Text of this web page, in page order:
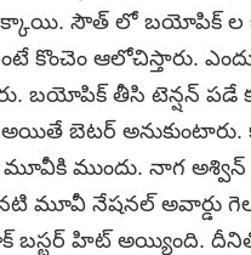
సౌత్ లో బయోపిక్ ల
కొంచెం ఆలోచిస్తారు.
బయోపిక్ తీసి టెన్షన్ పడే
బెటర్
ముందు. నాగ అశ్విన్
మూవీ నేషనల్ అవార్డు
బస్టర్ హిట్ అయ్యింది.